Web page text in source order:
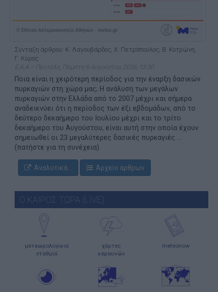
Σύνταξη άρθρου: Κ. Λαγουβάρδος, Χ. Πετρόπουλος, Β. Κοτρώνη,
Γ. Κύρος
Ε.Α.Α – Πεντέλη, Πέμπτη 6 Αυγούστου 2026, 13:30
Ποια είναι η χειρότερη περίοδος για την έναρξη δασικών
πυρκαγιών στη χώρα μας; Η ανάλυση των μεγάλων
πυρκαγιών στην Ελλάδα από το 2007 μέχρι και σήμερα
αναδεικνύει ότι η περίοδος των έξι εβδομάδων, από το
δεύτερο δεκαήμερο του Ιουλίου μέχρι και το τρίτο
δεκαήμερο του Αυγούστου, είναι αυτή στην οποία έχουν
σημειωθεί οι 23 μεγαλύτερες δασικές πυρκαγιές ...
(πατήστε για τη συνέχεια)
Αναλυτικά... Αρχείο άρθρων
Ο ΚΑΙΡΟΣ ΤΩΡΑ (LIVE)
μετεωρολογικοί
σταθμοί
χάρτες
κεραυνών
meteonow